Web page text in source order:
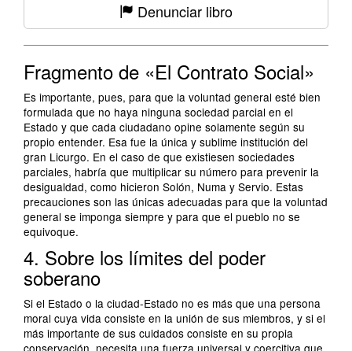
Denunciar libro
Fragmento de «El Contrato Social»
Es importante, pues, para que la voluntad general esté bien
formulada que no haya ninguna sociedad parcial en el
Estado y que cada ciudadano opine solamente según su
propio entender. Esa fue la única y sublime institución del
gran Licurgo. En el caso de que existiesen sociedades
parciales, habría que multiplicar su número para prevenir la
desigualdad, como hicieron Solón, Numa y Servio. Estas
precauciones son las únicas adecuadas para que la voluntad
general se imponga siempre y para que el pueblo no se
equivoque.
4. Sobre los límites del poder
soberano
Si el Estado o la ciudad-Estado no es más que una persona
moral cuya vida consiste en la unión de sus miembros, y si el
más importante de sus cuidados consiste en su propia
conservación, necesita una fuerza universal y coercitiva que